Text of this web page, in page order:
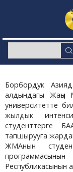
Борбордук
алдындагы Жаңы
университетте
жылдык
студенттерге
тапшырууга
ЖМАнын
Республикасынын